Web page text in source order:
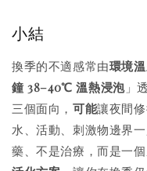
小結
換季的不適感常由環境
鐘 38–40℃ 溫熱浸泡」
三個面向， 可能讓夜間
水、活動、刺激物邊界
藥、不是治療，而是一